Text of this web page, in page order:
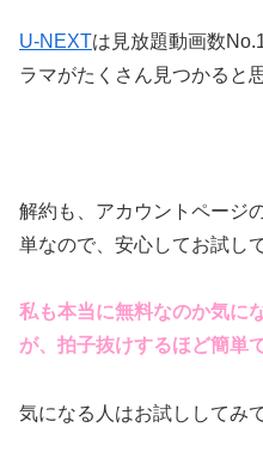
U-NEXTは見放題動画数
ラマがたくさん見つかると
解約も、アカウントページ
単なので、安心してお試し
私も本当に無料なのか気に
が、拍子抜けするほど簡単
気になる人はお試ししてみ